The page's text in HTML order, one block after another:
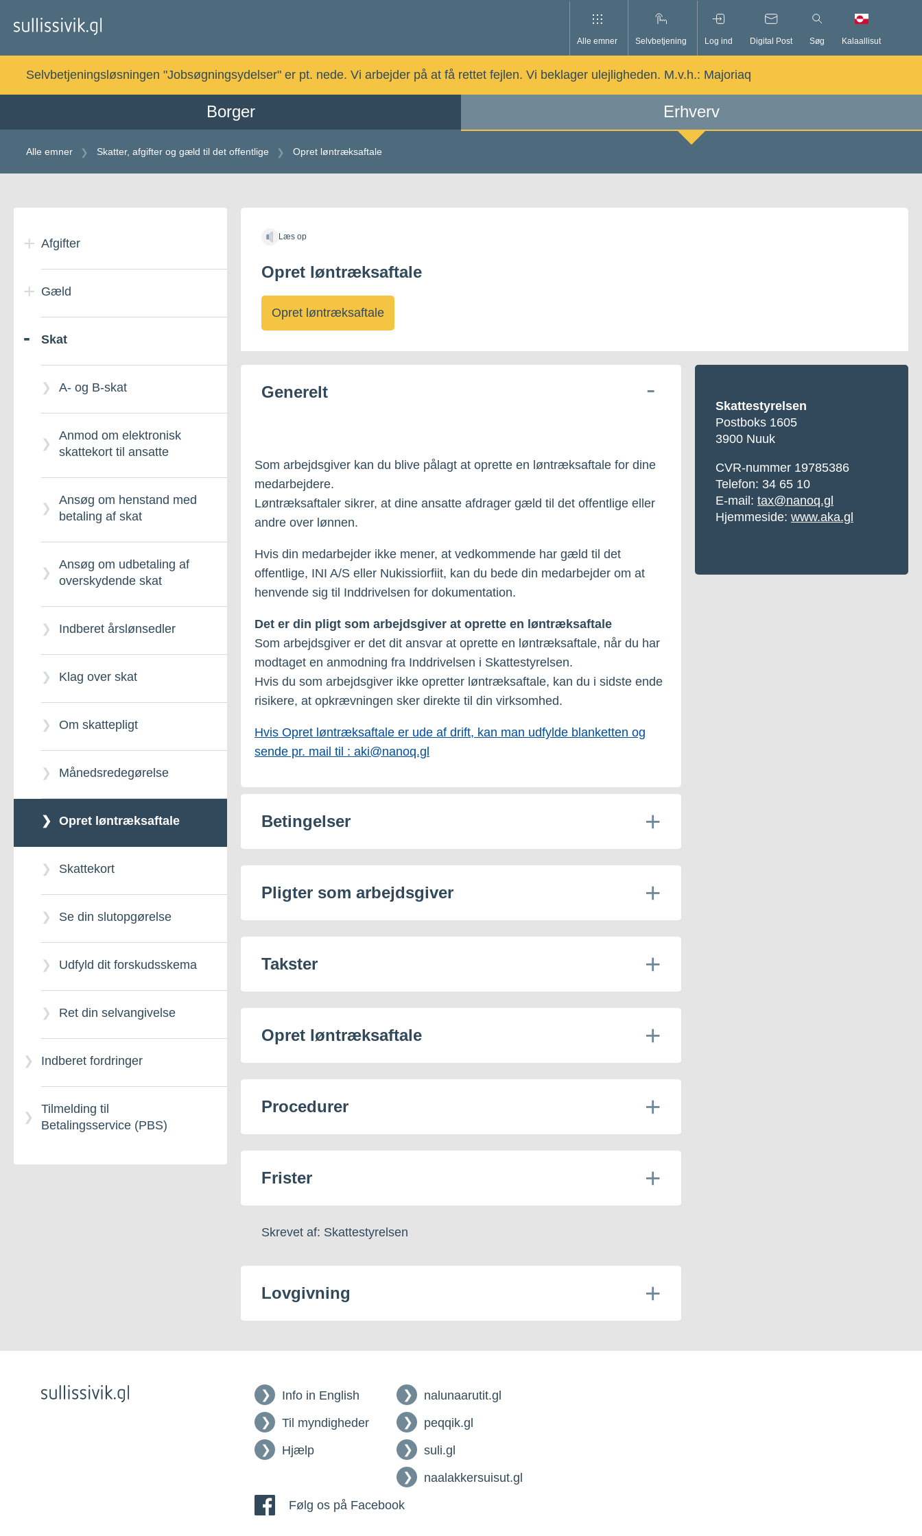
Alle emner Selvbetjening Log ind Digital Post Søg Kalaallisut
Selvbetjeningsløsningen "Jobsøgningsydelser" er pt. nede. Vi arbejder på at få rettet fejlen. Vi beklager ulejligheden. M.v.h.: Majoriaq
Borger Erhverv
Alle emner Skatter, afgifter og gæld til det offentlige Opret løntræksaftale
indholdetAfgifter
Automatspilafgift
Indførselsafgift for
Havne- og
Lotteriafgift
Momsrefusion
Gæld
Ansøgning om
Se din restance til det
Tvangsinddrivelse
Skat
A- og B-skat
Anmod om elektronisk
skattekort til ansatte
Ansøg om henstand med
betaling af skat
Ansøg om udbetaling af
overskydende skat
Indberet årslønsedler
Klag over skat
Om skattepligt
Månedsredegørelse
Opret løntræksaftale
Skattekort
Se din slutopgørelse
Udfyld dit forskudsskema
Ret din selvangivelse
Indberet fordringer
Tilmelding til
Betalingsservice (PBS)
Læs op
Opret løntræksaftale
Opret løntræksaftale
Generelt
Som arbejdsgiver kan du blive pålagt at oprette en løntræksaftale for dine
medarbejdere.
Løntræksaftaler sikrer, at dine ansatte afdrager gæld til det offentlige eller
andre over lønnen.
Hvis din medarbejder ikke mener, at vedkommende har gæld til det
offentlige, INI A/S eller Nukissiorfiit, kan du bede din medarbejder om at
henvende sig til Inddrivelsen for dokumentation.
Det er din pligt som arbejdsgiver at oprette en løntræksaftale
Som arbejdsgiver er det dit ansvar at oprette en løntræksaftale, når du har
modtaget en anmodning fra Inddrivelsen i Skattestyrelsen.
Hvis du som arbejdsgiver ikke opretter løntræksaftale, kan du i sidste ende
risikere, at opkrævningen sker direkte til din virksomhed.
Hvis Opret løntræksaftale er ude af drift, kan man udfylde blanketten og
sende pr. mail til : aki@nanoq.gl
Betingelser
Pligter som arbejdsgiver
Takster
Opret løntræksaftale
Procedurer
Frister
Skrevet af: Skattestyrelsen
Lovgivning
Skattestyrelsen
Postboks 1605
3900 Nuuk
CVR-nummer 19785386
Telefon: 34 65 10
E-mail: tax@nanoq.gl
Hjemmeside: www.aka.gl
Info in English
Til myndigheder
Hjælp
nalunaarutit.gl
peqqik.gl
suli.gl
naalakkersuisut.gl
Følg os på Facebook